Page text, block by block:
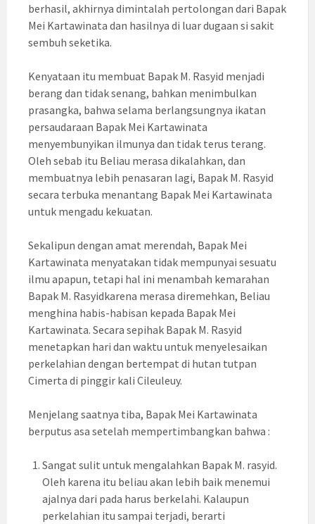
berhasil, akhirnya dimintalah pertolongan dari Bapak
Mei Kartawinata dan hasilnya di luar dugaan si sakit
sembuh seketika.
Kenyataan itu membuat Bapak M. Rasyid menjadi
berang dan tidak senang, bahkan menimbulkan
prasangka, bahwa selama berlangsungnya ikatan
persaudaraan Bapak Mei Kartawinata
menyembunyikan ilmunya dan tidak terus terang.
Oleh sebab itu Beliau merasa dikalahkan, dan
membuatnya lebih penasaran lagi, Bapak M. Rasyid
secara terbuka menantang Bapak Mei Kartawinata
untuk mengadu kekuatan.
Sekalipun dengan amat merendah, Bapak Mei
Kartawinata menyatakan tidak mempunyai sesuatu
ilmu apapun, tetapi hal ini menambah kemarahan
Bapak M. Rasyidkarena merasa diremehkan, Beliau
menghina habis-habisan kepada Bapak Mei
Kartawinata. Secara sepihak Bapak M. Rasyid
menetapkan hari dan waktu untuk menyelesaikan
perkelahian dengan bertempat di hutan tutpan
Cimerta di pinggir kali Cileuleuy.
Menjelang saatnya tiba, Bapak Mei Kartawinata
berputus asa setelah mempertimbangkan bahwa :
Sangat sulit untuk mengalahkan Bapak M. rasyid.
Oleh karena itu beliau akan lebih baik menemui
ajalnya dari pada harus berkelahi. Kalaupun
perkelahian itu sampai terjadi, berarti